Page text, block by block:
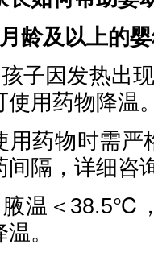
龄及以上的
孩子因发热出
用药物降温。
物时需严格
间隔，详细咨
腋温＜38.5℃
。